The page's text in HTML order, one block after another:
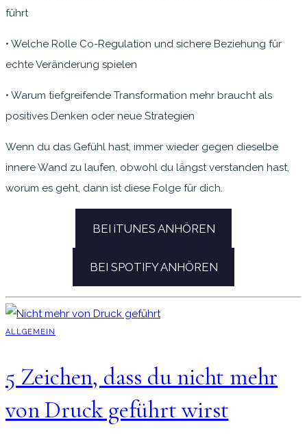
führt
• Welche Rolle Co-Regulation und sichere Beziehung für
echte Veränderung spielen
• Warum tiefgreifende Transformation mehr braucht als
positives Denken oder neue Strategien
Wenn du das Gefühl hast, immer wieder gegen dieselbe
innere Wand zu laufen, obwohl du längst verstanden hast,
worum es geht, dann ist diese Folge für dich.
BEI iTUNES ANHÖREN
BEI SPOTIFY ANHÖREN
ALLGEMEIN
5 Zeichen, dass du nicht mehr
von Druck geführt wirst